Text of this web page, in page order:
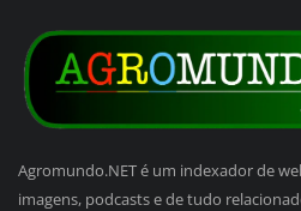
Agromundo.NET é um indexador de
imagens, podcasts e de tudo